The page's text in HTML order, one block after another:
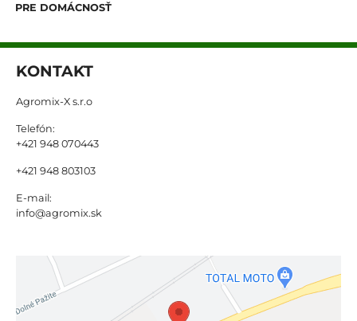
PRE DOMÁCNOSŤ
KONTAKT
Agromix-X s.r.o
Telefón:
+421 948 070443
+421 948 803103
E-mail:
info@agromix.sk